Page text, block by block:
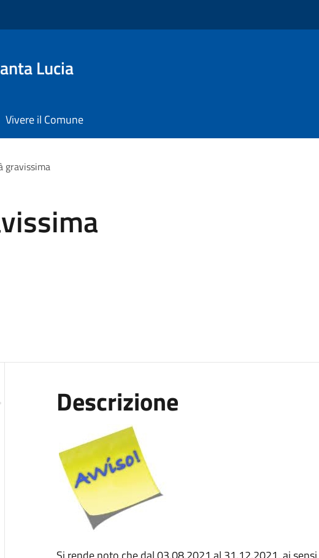
Lucia
Vivere il Comune
gravissima
Descrizione